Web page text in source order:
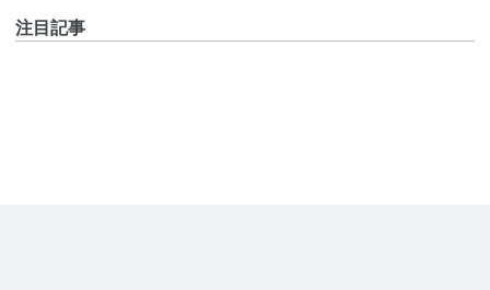
注目記事